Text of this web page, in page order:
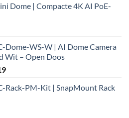
Dome | Compacte 4K AI PoE-
Dome-WS-W | AI Dome Camera
Wit – Open Doos
Huidige
is:
Rack-PM-Kit | SnapMount Rack